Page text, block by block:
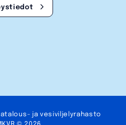
ja vesi­viljely­rahasto